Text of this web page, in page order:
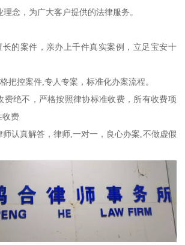
念，为广大客户提供的法律服务。
的案件，亲办上千件真实案例，立足宝安十
把控案件,专人专案，标准化办案流程。
费绝不，严格按照律协标准收费，所有收费项
收费
认真解答，律师,一对一，良心办案,不做虚假